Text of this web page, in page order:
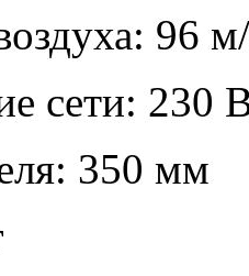
96
сети: 230
350 мм